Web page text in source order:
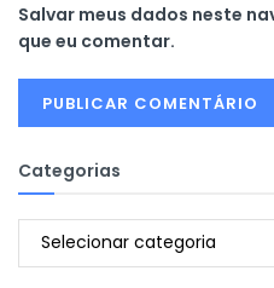
Salvar meus dados neste
que eu comentar.
Categorias
Categorias